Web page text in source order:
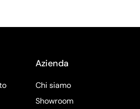
Azienda
Chi siamo
Showroom